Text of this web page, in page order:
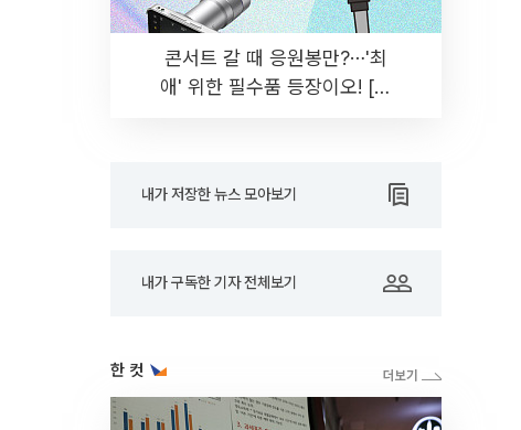
콘서트 갈 때 응원봉만?⋯'최
애' 위한 필수품 등장이오! [솔
내가 저장한 뉴스 모아보기
내가 구독한 기자 전체보기
한 컷